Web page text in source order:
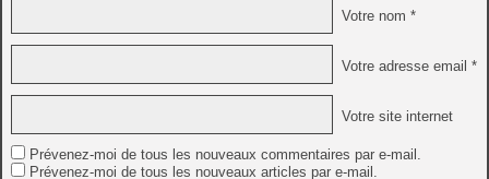
Votre nom *
Votre adresse email *
Votre site internet
Prévenez-moi de tous les nouveaux commentaires par e-mail.
Prévenez-moi de tous les nouveaux articles par e-mail.